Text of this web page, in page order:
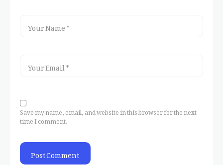
Save my name, email, and website in this browser for the next
time I comment.